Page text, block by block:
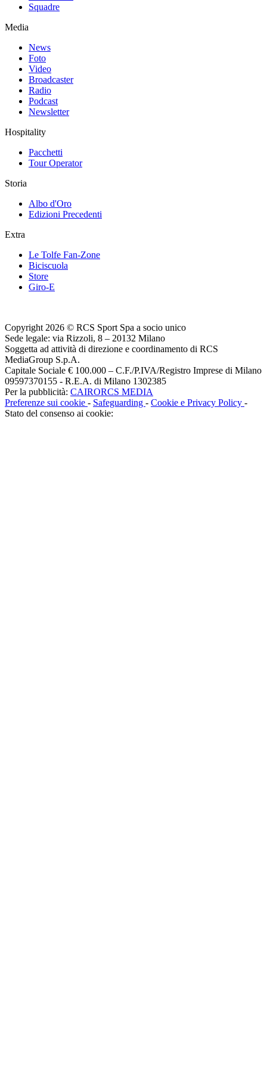
Squadre
Media
News
Foto
Video
Broadcaster
Radio
Podcast
Newsletter
Hospitality
Pacchetti
Tour Operator
Storia
Albo d'Oro
Edizioni Precedenti
Extra
Le Tolfe Fan-Zone
Biciscuola
Store
Giro-E
Copyright 2026 © RCS Sport Spa a socio unico
Sede legale: via Rizzoli, 8 – 20132 Milano
Soggetta ad attività di direzione e coordinamento di RCS
MediaGroup S.p.A.
Capitale Sociale € 100.000 – C.F./P.IVA/Registro Imprese di Milano
09597370155 - R.E.A. di Milano 1302385
Per la pubblicità: CAIRORCS MEDIA
Preferenze sui cookie - Safeguarding - Cookie e Privacy Policy -
Stato del consenso ai cookie: